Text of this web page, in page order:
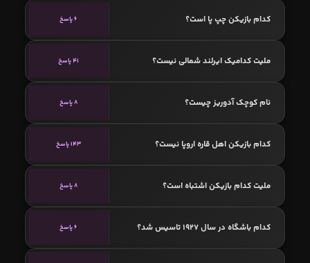
کدام بازیکن چپ پا است؟ 6 پاسخ
ملیت کدامیک ایرلند شمالی نیست؟ 41 پاسخ
نام کوچک آدوریز چیست؟ 8 پاسخ
کدام بازیکن اهل قاره اروپا نیست؟ 143 پاسخ
ملیت کدام بازیکن اشتباه است؟ 8 پاسخ
کدام باشگاه در سال 1927 تاسیس شد؟ 6 پاسخ